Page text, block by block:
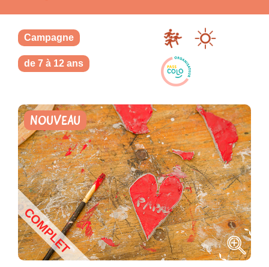
Campagne
de 7 à 12 ans
NOUVEAU
COMPLET